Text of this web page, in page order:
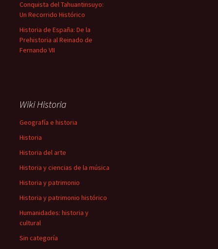
Conquista del Tahuantinsuyo:
Un Recorrido Histórico
Historia de España: De la
Prehistoria al Reinado de
Fernando VII
Wiki Historia
Geografía e historia
Historia
Historia del arte
Historia y ciencias de la música
Historia y patrimonio
Historia y patrimonio histórico
Humanidades: historia y
cultural
Sin categoría